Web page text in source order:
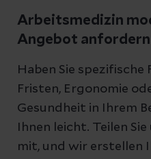
Arbeitsmedizin
Angebot
Haben Sie
Fristen, Ergonomie
Gesundheit in Ihrem
Ihnen leicht. Teilen
mit, und wir erstellen